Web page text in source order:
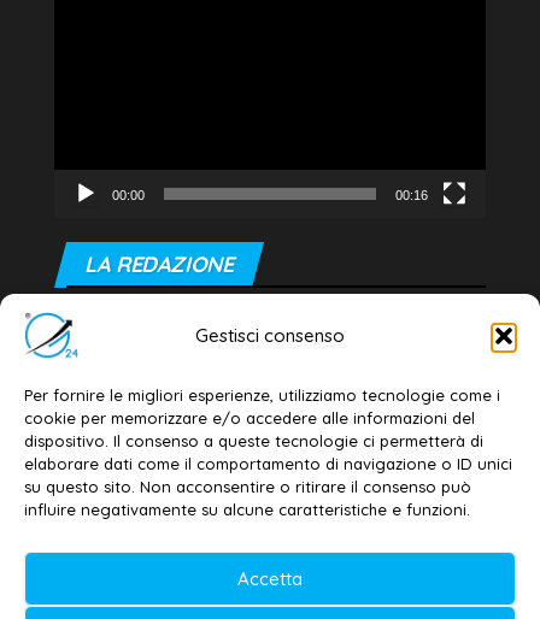
Gestisci consenso
Per fornire le migliori esperienze, utilizziamo tecnologie come i
cookie per memorizzare e/o accedere alle informazioni del
dispositivo. Il consenso a queste tecnologie ci permetterà di
elaborare dati come il comportamento di navigazione o ID unici
su questo sito. Non acconsentire o ritirare il consenso può
influire negativamente su alcune caratteristiche e funzioni.
Accetta
00:00 00:16
LA REDAZIONE
Editore e direttore responsabile:
Dott. Daniele G. Masciullo
Email: redazione@galatina24.it
Contatti –Disclaimer
Privacy policy –Cookie policy
Testata iscritta al n. 11/2020 Registro della